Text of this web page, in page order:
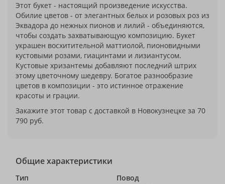
Этот букет - настоящий произведение искусства.
Обилие цветов - от элегантных белых и розовых роз из
Эквадора до нежных пионов и лилий - объединяются,
чтобы создать захватывающую композицию. Букет
украшен восхитительной маттиолой, пионовидными
кустовыми розами, гиацинтами и лизиантусом.
Кустовые хризантемы добавляют последний штрих
этому цветочному шедевру. Богатое разнообразие
цветов в композиции - это истинное отражение
красоты и грации.
Закажите этот товар с доставкой в Новокузнецке за 70
790 руб.
Общие характеристики
Тип
Повод